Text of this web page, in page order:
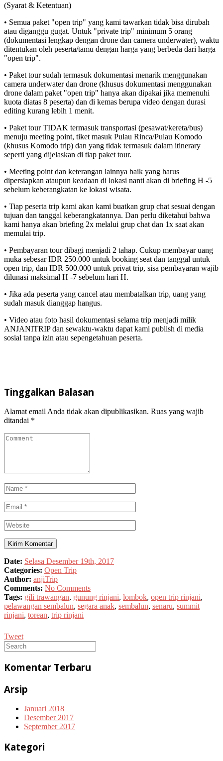
(Syarat & Ketentuan)
• Semua paket "open trip" yang kami tawarkan tidak bisa dirubah
atau diganggu gugat. Untuk "private trip" minimum 5 orang
(dokumentasi lengkap dengan drone dan camera underwater), waktu
ditentukan oleh peserta/tamu dengan harga yang berbeda dari harga
"open trip".
• Paket tour sudah termasuk dokumentasi menarik menggunakan
camera underwater dan drone (khusus dokumentasi menggunakan
drone dalam paket "open trip" hanya akan dipakai jika memenuhi
kuota diatas 8 peserta) dan di kemas berupa video dengan durasi
editing kurang lebih 1 menit.
• Paket tour TIDAK termasuk transportasi (pesawat/kereta/bus)
menuju meeting point, tiket masuk Pulau Rinca/Pulau Komodo
(khusus Komodo trip) dan yang tidak termasuk dalam itinerary
seperti yang dijelaskan di tiap paket tour.
• Meeting point dan keterangan lainnya baik yang harus
dipersiapkan ataupun keadaan di lokasi nanti akan di briefing H -5
sebelum keberangkatan ke lokasi wisata.
• Tiap peserta trip kami akan kami buatkan grup chat sesuai dengan
tujuan dan tanggal keberangkatannya. Dan perlu diketahui bahwa
kami hanya akan briefing 2x melalui grup chat dan 1x saat akan
memulai trip.
• Pembayaran tour dibagi menjadi 2 tahap. Cukup membayar uang
muka sebesar IDR 250.000 untuk booking seat dan tanggal untuk
open trip, dan IDR 500.000 untuk privat trip, sisa pembayaran wajib
dilunasi maksimal H -7 sebelum hari H.
• Jika ada peserta yang cancel atau membatalkan trip, uang yang
sudah masuk dianggap hangus.
• Video atau foto hasil dokumentasi selama trip menjadi milik
ANJANITRIP dan sewaktu-waktu dapat kami publish di media
sosial tanpa izin atau sepengetahuan peserta.
Tinggalkan Balasan
Alamat email Anda tidak akan dipublikasikan. Ruas yang wajib
ditandai *
Date: Selasa Desember 19th, 2017
Categories: Open Trip
Author: anjiTrip
Comments: No Comments
Tags: gili trawangan, gunung rinjani, lombok, open trip rinjani,
pelawangan sembalun, segara anak, sembalun, senaru, summit
rinjani, torean, trip rinjani
Tweet
Komentar Terbaru
Arsip
Januari 2018
Desember 2017
September 2017
Kategori